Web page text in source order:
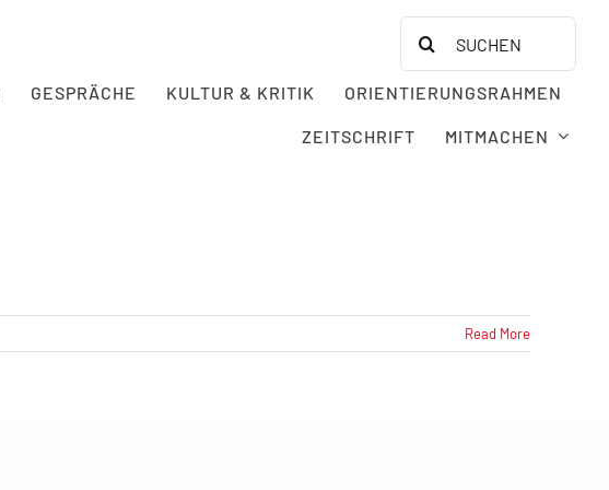
Search
for:
GESPRÄCHE KULTUR & KRITIK ORIENTIERUNGSRAHMEN
ZEITSCHRIFT MITMACHEN
Read More